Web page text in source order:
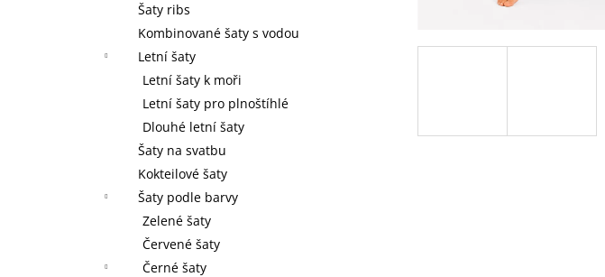
Šaty ribs
Kombinované šaty s vodou
Letní šaty
Letní šaty k moři
Letní šaty pro plnoštíhlé
Dlouhé letní šaty
Šaty na svatbu
Kokteilové šaty
Šaty podle barvy
Zelené šaty
Červené šaty
Černé šaty